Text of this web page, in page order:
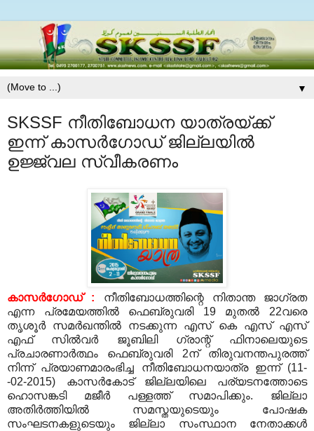
▼
SKSSF നീതിബോധന യാത്രയ്ക്ക്
ഇന്ന് കാസര്‍ഗോഡ് ജില്ലയില്‍
ഉജ്ജ്വല സ്വീകരണം
കാസര്‍ഗോഡ് :
നീതിബോധത്തിന്റെ നിതാന്ത ജാഗ്രത
എന്ന പ്രമേയത്തില്‍ ഫെബ്രുവരി 19 മുതല്‍ 22വരെ
തൃശൂര്‍ സമര്‍ഖന്തില്‍ നടക്കുന്ന എസ് കെ എസ് എസ്
എഫ് സില്‍വര്‍ ജൂബിലി ഗ്രാന്റ് ഫിനാലെയുടെ
പ്രചാരണാര്‍ത്ഥം ഫെബ്രുവരി 2ന് തിരുവനന്തപുരത്ത്
നിന്ന് പ്രയാണമാരംഭിച്ച നീതിബോധനയാത്ര ഇന്ന് (11-
-02-2015) കാസര്‍കോട് ജില്ലയിലെ പര്യടനത്തോടെ
ഹൊസങ്കടി മജീര്‍ പള്ളത്ത് സമാപിക്കും. ജില്ലാ
അതിര്‍ത്തിയില്‍ സമസ്തയുടെയും പോഷക
സംഘടനകളുടെയും ജില്ലാ സംസ്ഥാന നേതാക്കള്‍